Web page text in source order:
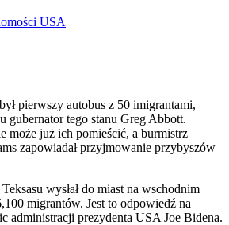
USA
pierwszy autobus z 50 imigrantami,
gubernator tego stanu Greg Abbott.
może już ich pomieścić, a burmistrz
zapowiadał przyjmowanie przybyszów
wysłał do miast na wschodnim
migrantów. Jest to odpowiedź na
administracji prezydenta USA Joe Bidena.